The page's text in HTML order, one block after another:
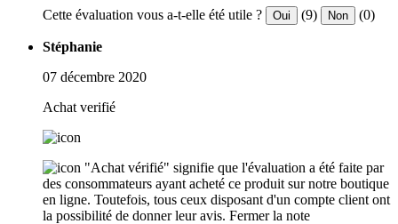
Cette évaluation vous a-t-elle été utile ? Oui (9) Non (0)
Stéphanie
07 décembre 2020
Achat verifié
"Achat vérifié" signifie que l'évaluation a été faite par
des consommateurs ayant acheté ce produit sur notre boutique
en ligne. Toutefois, tous ceux disposant d'un compte client ont
la possibilité de donner leur avis. Fermer la note